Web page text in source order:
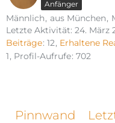
Anfänger
Männlich aus München
Letzte Aktivität: 24. März
Beiträge 12 Erhaltene
1 Profil-Aufrufe 702
Pinnwand